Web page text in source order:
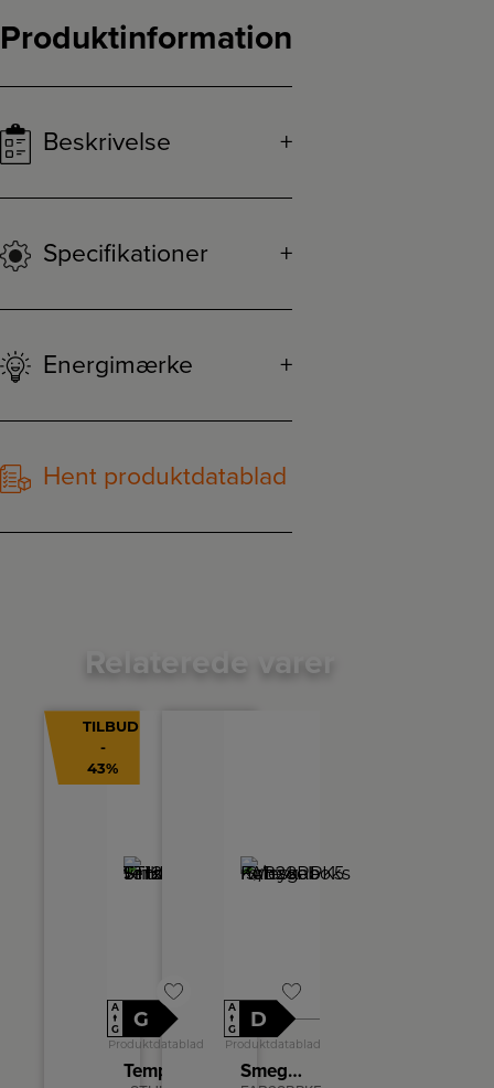
Produktinformation
Beskrivelse
Specifikationer
Energimærke
Hent produktdatablad
Relaterede varer
TILBUD
-
43%
A
↑
G
G
Produktdatablad
A
↑
G
D
Produktdatablad
Smeg Køleskab m/fryseboks